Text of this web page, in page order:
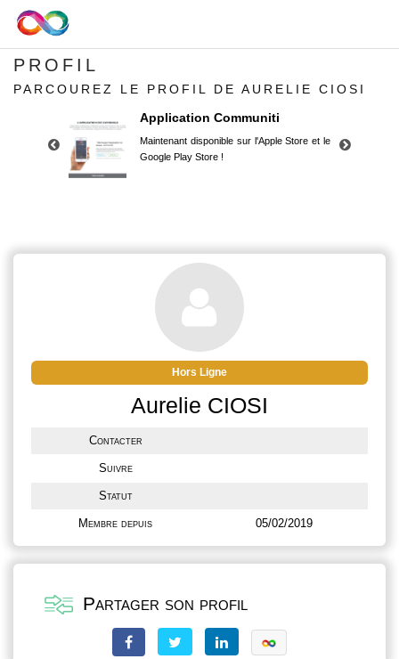
PROFIL
PARCOUREZ LE PROFIL DE AURELIE CIOSI
Application Communiti
Maintenant disponible sur l'Apple Store et le
Google Play Store !
Google Play Store !
Hors Ligne
Aurelie CIOSI
Contacter
Suivre
Statut
Membre depuis 05/02/2019
Partager son profil